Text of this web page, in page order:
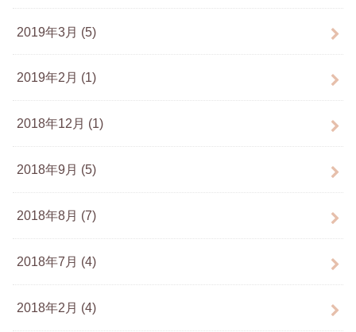
2019年3月 (5)
2019年2月 (1)
2018年12月 (1)
2018年9月 (5)
2018年8月 (7)
2018年7月 (4)
2018年2月 (4)